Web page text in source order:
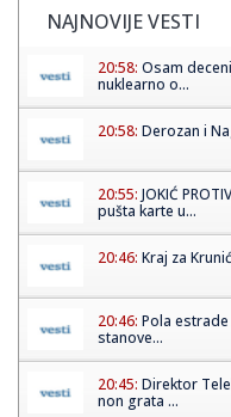
NAJNOVIJE VESTI
20:58: Osam
nuklearno o...
20:58: Derozan i
20:55: JOKIĆ
pušta karte u...
20:46: Kraj za
20:46: Pola
stanove...
20:45: Direktor
non grata ...